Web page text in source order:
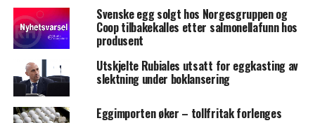
Svenske egg solgt hos Norgesgruppen og
Coop tilbakekalles etter salmonellafunn hos
produsent
Utskjelte Rubiales utsatt for eggkasting av
slektning under boklansering
Eggimporten øker – tollfritak forlenges